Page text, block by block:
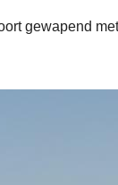
gewapend